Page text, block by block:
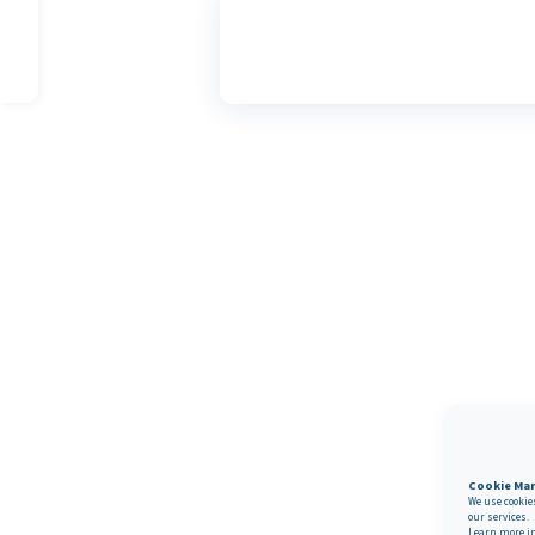
Cookie
We use
our services.